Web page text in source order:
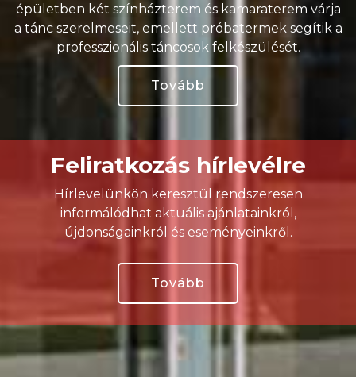
épületben két színházterem és kamaraterem várja
a tánc szerelmeseit, emellett próbatermek segítik a
professzionális táncosok felkészülését.
Tovább
Feliratkozás hírlevélre
Hírlevelünkön keresztül rendszeresen
informálódhat aktuális ajánlatainkról,
újdonságainkról és eseményeinkről.
Tovább